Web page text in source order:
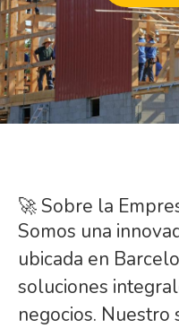
🚀 Sobre la
Somos una
ubicada en
soluciones
negocios.